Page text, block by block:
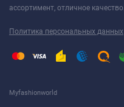
ассортимент, отличное качество.
Политика персональных данных
Myfashionworld